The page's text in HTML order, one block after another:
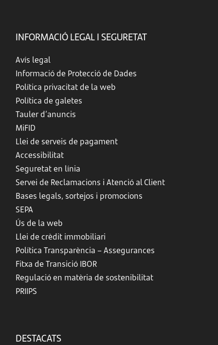
INFORMACIÓ LEGAL I SEGURETAT
Avís legal
Informació de Protecció de Dades
Política privacitat de la web
Política de galetes
Tauler d’anuncis
MiFID
Llei de serveis de pagament
Accessibilitat
Seguretat en línia
Servei de Reclamacions i Atenció al Client
Bases legals, sortejos i promocions
SEPA
Ús de la web
Llei de crèdit immobiliari
Política Transparència – Assegurances
Fitxa de Transició IBOR
Regulació en matèria de sostenibilitat
PRIIPS
DESTACATS